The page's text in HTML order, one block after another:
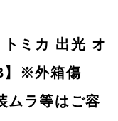
ミカ 出光 オ
】※外箱傷
ムラ等はご容